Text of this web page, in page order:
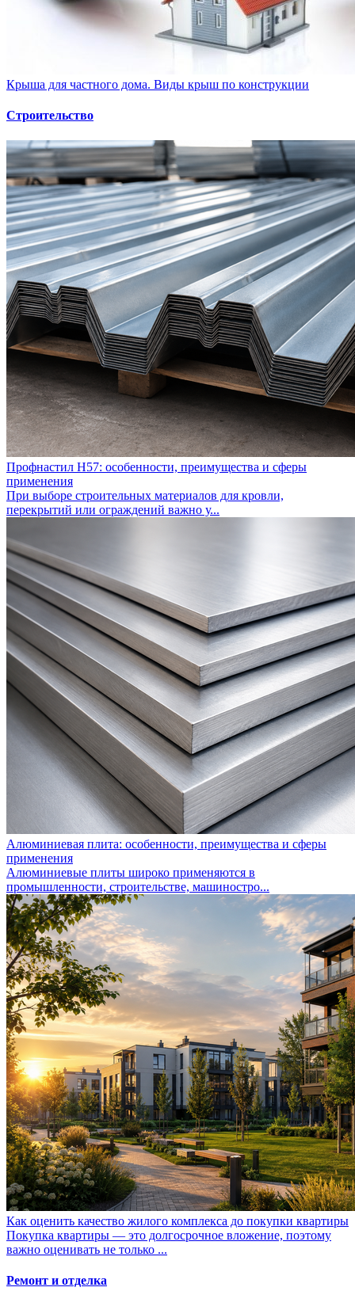
Крыша для частного дома. Виды крыш по конструкции
Строительство
Профнастил Н57: особенности, преимущества и сферы
применения
При выборе строительных материалов для кровли,
перекрытий или ограждений важно у...
Алюминиевая плита: особенности, преимущества и сферы
применения
Алюминиевые плиты широко применяются в
промышленности, строительстве, машиностро...
Как оценить качество жилого комплекса до покупки квартиры
Покупка квартиры — это долгосрочное вложение, поэтому
важно оценивать не только ...
Ремонт и отделка